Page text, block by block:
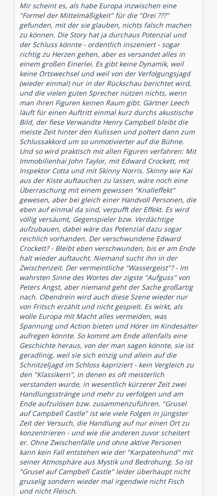
Mir scheint es, als habe Europa inzwischen eine
"Formel der Mittelmäßigkeit" für die "Drei ???"
gefunden, mit der sie glauben, nichts falsch machen
zu können. Die Story hat ja durchaus Potenzial und
der Schluss könnte - ordentlich inszeniert - sogar
richtig zu Herzen gehen, aber es versandet alles in
einem großen Einerlei. Es gibt keine Dynamik, weil
keine Ortswechsel und weil von der Verfolgungsjagd
(wieder einmal) nur in der Rückschau berichtet wird,
und die vielen guten Sprecher nützen nichts, wenn
man ihren Figuren keinen Raum gibt. Gärtner Leech
läuft für einen Auftritt einmal kurz durchs akustische
Bild, der fiese Verwandte Henry Campbell bleibt die
meiste Zeit hinter den Kulissen und poltert dann zum
Schlussakkord um so unmotivierter auf die Bühne.
Und so wird praktisch mit allen Figuren verfahren: Mit
Immobilienhai John Taylor, mit Edward Crockett, mit
Inspektor Cotta und mit Skinny Norris. Skinny wie Kai
aus der Kiste auftauchen zu lassen, wäre noch eine
Überraschung mit einem gewissen "Knalleffekt"
gewesen, aber bei gleich einer Handvoll Personen, die
eben auf einmal da sind, verpufft der Effekt. Es wird
völlig versäumt, Gegenspieler bzw. Verdächtige
aufzubauen, dabei wäre das Potenzial dazu sogar
reichlich vorhanden. Der verschwundene Edward
Crockett? - Bleibt eben verschwunden, bis er am Ende
halt wieder auftaucht. Niemand sucht ihn in der
Zwischenzeit. Der vermeintliche "Wassergeist"? - Im
wahrsten Sinne des Wortes der zigste "Aufguss" von
Peters Angst, aber niemand geht der Sache großartig
nach. Obendrein wird auch diese Szene wieder nur
von Fritsch erzählt und nicht gespielt. Es wirkt, als
wolle Europa mit Macht alles vermeiden, was
Spannung und Action bieten und Hörer im Kindesalter
aufregen könnte. So kommt am Ende allenfalls eine
Geschichte heraus, von der man sagen könnte, sie ist
geradlinig, weil sie sich einzig und allein auf die
Schnitzeljagd im Schloss kapriziert - kein Vergleich zu
den "Klassikern", in denen es oft meisterlich
verstanden wurde, in wesentlich kürzerer Zeit zwei
Handlungsstränge und mehr zu verfolgen und am
Ende aufzulösen bzw. zusammenzuführen. "Grusel
auf Campbell Castle" ist wie viele Folgen in jüngster
Zeit der Versuch, die Handlung auf nur einen Ort zu
konzentrieren - und wie die anderen zuvor scheitert
er. Ohne Zwischenfälle und ohne aktive Personen
kann kein Fall entstehen wie der "Karpatenhund" mit
seiner Atmosphäre aus Mystik und Bedrohung. So ist
"Grusel auf Campbell Castle" leider überhaupt nicht
gruselig sondern wieder mal irgendwie nicht Fisch
und nicht Fleisch.